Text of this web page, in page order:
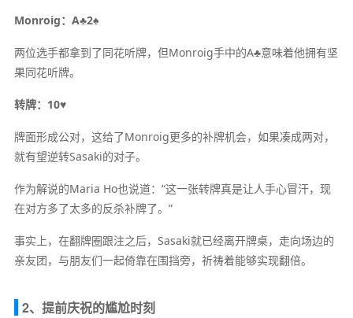
Monroig：A♣2♠
两位选手都拿到了同花听牌，但Monroig手中的A♣意味着他拥有坚
果同花听牌。
转牌：10♥
牌面形成公对，这给了Monroig更多的补牌机会，如果凑成两对，
就有望逆转Sasaki的对子。
作为解说的Maria Ho也说道：“这一张转牌真是让人手心冒汗，现
在对方多了太多的反杀补牌了。”
事实上，在翻牌圈跟注之后，Sasaki就已经离开牌桌，走向场边的
亲友团，与朋友们一起倚靠在围挡旁，祈祷着能够实现翻倍。
2、提前庆祝的尴尬时刻